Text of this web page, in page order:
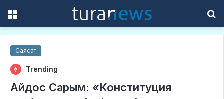
Саясат
Trending
Айдос Сарым: «Конституция